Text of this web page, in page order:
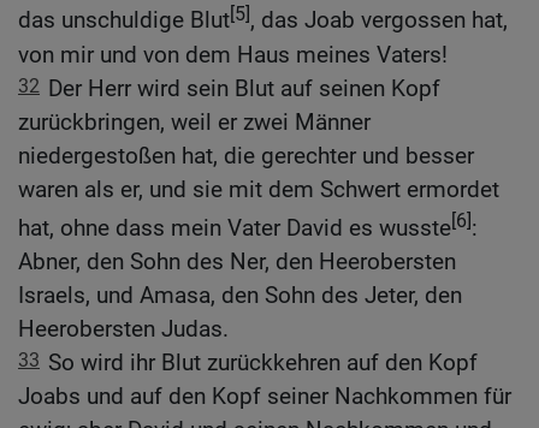
das unschuldige Blut[5], das Joab vergossen hat,
von mir und von dem Haus meines Vaters!
32 Der Herr wird sein Blut auf seinen Kopf
zurückbringen, weil er zwei Männer
niedergestoßen hat, die gerechter und besser
waren als er, und sie mit dem Schwert ermordet
hat, ohne dass mein Vater David es wusste[6]:
Abner, den Sohn des Ner, den Heerobersten
Israels, und Amasa, den Sohn des Jeter, den
Heerobersten Judas.
33 So wird ihr Blut zurückkehren auf den Kopf
Joabs und auf den Kopf seiner Nachkommen für